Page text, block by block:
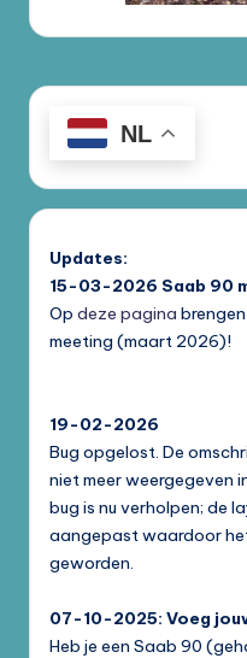
NL
Updates:
15-03-2026 Saab 90
Op deze pagina
meeting (maart 2026)!
19-02-2026
Bug opgelost. De
niet meer weergegeven
bug is nu verholpen; de
aangepast waardoor
geworden.
07-10-2025: Voeg
Heb je een Saab 90